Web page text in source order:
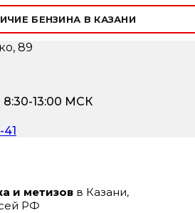
БЕНЗИНА В КАЗАНИ
89
8:30-13:00 МСК
и метизов в Казани,
РФ